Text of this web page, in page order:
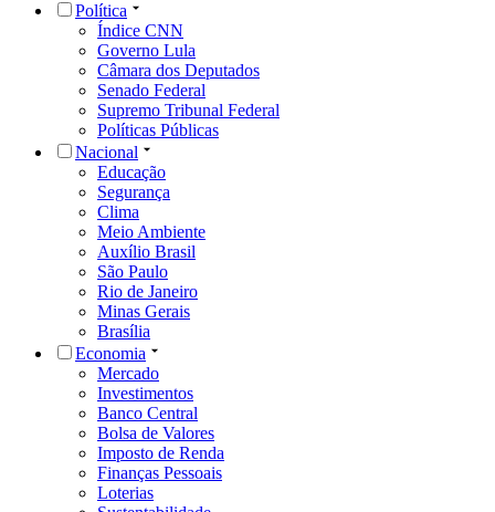
Política
Índice CNN
Governo Lula
Câmara dos Deputados
Senado Federal
Supremo Tribunal Federal
Políticas Públicas
Nacional
Educação
Segurança
Clima
Meio Ambiente
Auxílio Brasil
São Paulo
Rio de Janeiro
Minas Gerais
Brasília
Economia
Mercado
Investimentos
Banco Central
Bolsa de Valores
Imposto de Renda
Finanças Pessoais
Loterias